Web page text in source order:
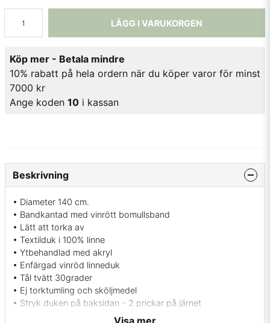
LÄGG I VARUKORGEN
Köp mer - Betala mindre
10% rabatt på hela ordern när du köper varor för minst
7000 kr
Ange koden 10 i kassan
Beskrivning
• Diameter 140 cm.
• Bandkantad med vinrött bomullsband
• Lätt att torka av
• Textilduk i 100% linne
• Ytbehandlad med akryl
• Enfärgad vinröd linneduk
• Tål tvätt 30grader
• Ej torktumling och sköljmedel
• Stryk duken på baksidan - 2 prickar på järnet
• Tål inte att ligga ute i solen, då bleks den
Visa mer